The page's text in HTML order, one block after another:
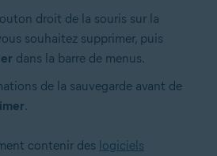
droit de la souris sur la
souhaitez supprimer, puis
dans la barre de menus.
de la sauvegarde avant de
.
contenir des logiciels